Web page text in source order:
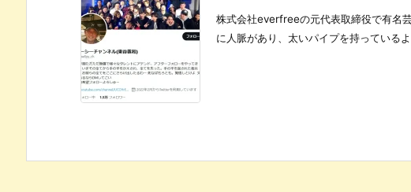
株式会社everfreeの元代表取締役で有名
に人脈があり、太いパイプを持っている